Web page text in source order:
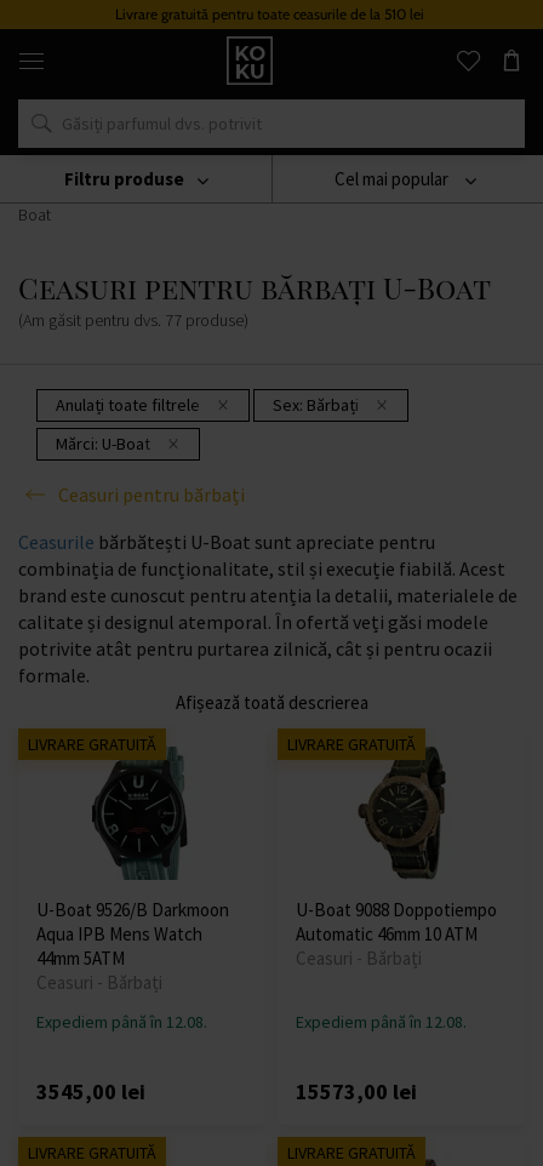
Livrare gratuită pentru toate ceasurile de la 510 lei
Parfumuri
ceasuri
originale
într-
singur
loc
Ceasuri Ceasuri Pentru Bărbați
Ceasuri Pentru Bărbați U-
Boat
Ceasuri pentru bărbați U-Boat
(Am găsit pentru dvs. 77 produse)
Cel mai popular
Anulați toate filtrele Sex: Bărbați
Mărci: U-Boat
Ceasuri pentru bărbați
Filtru produse
Ceasurile bărbătești U-Boat sunt apreciate pentru
combinația de funcționalitate, stil și execuție fiabilă. Acest
brand este cunoscut pentru atenția la detalii, materialele de
calitate și designul atemporal. În ofertă veți găsi modele
potrivite atât pentru purtarea zilnică, cât și pentru ocazii
formale.
Afișează toată descrierea
LIVRARE GRATUITĂ
U-Boat 9526/B Darkmoon
Aqua IPB Mens Watch
44mm 5ATM
Ceasuri - Bărbați
Expediem până în 12.08.
3545,00 lei
LIVRARE GRATUITĂ
U-Boat 9088 Doppotiempo
Automatic 46mm 10 ATM
Ceasuri - Bărbați
Expediem până în 12.08.
15573,00 lei
LIVRARE GRATUITĂ LIVRARE GRATUITĂ